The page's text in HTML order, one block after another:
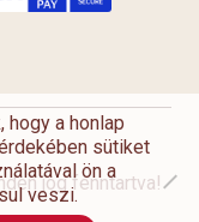
jog fenntartva!
hogy a honlap
sütiket
ön a
veszi.